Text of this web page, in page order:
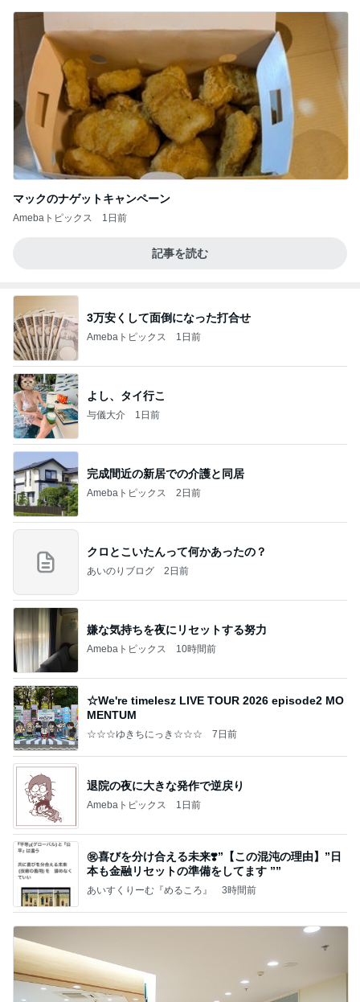
マックのナゲットキャンペーン
Amebaトピックス 1日前
記事を読む
3万安くして面倒になった打合せ
Amebaトピックス 1日前
よし、タイ行こ
与儀大介 1日前
完成間近の新居での介護と同居
Amebaトピックス 2日前
クロとこいたんって何かあったの？
あいのりブログ 2日前
嫌な気持ちを夜にリセットする努力
Amebaトピックス 10時間前
☆We're timelesz LIVE TOUR 2026 episode2 MO
MENTUM
☆☆☆ゆきちにっき☆☆☆ 7日前
退院の夜に大きな発作で逆戻り
Amebaトピックス 1日前
㊗️喜びを分け合える未来❣️”【この混沌の理由】”⽇
本も⾦融リセットの準備をしてます ””
あいすくりーむ『めるころ』 3時間前